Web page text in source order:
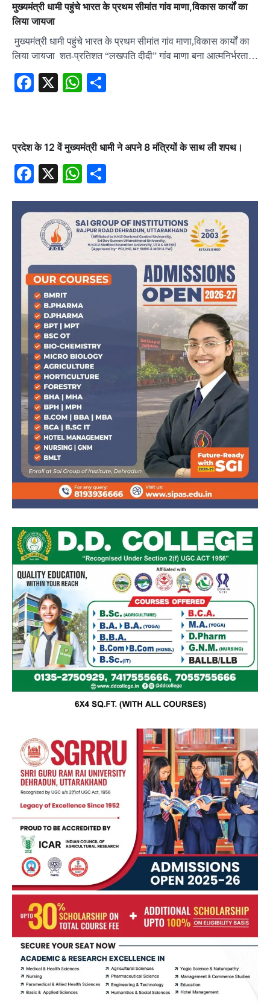
मुख्यमंत्री धामी पहुंचे भारत के प्रथम सीमांत गांव माणा,विकास कार्यों का
लिया जायजा
मुख्यमंत्री धामी पहुंचे भारत के प्रथम सीमांत गांव माणा,विकास कार्यों का
लिया जायजा शत-प्रतिशत “लखपति दीदी” गांव माणा बना आत्मनिर्भरता…
Facebook
X WhatsApp
प्रदेश के 12 वें मुख्यमंत्री धामी ने अपने 8 मंत्रियों के साथ ली शपथ।
Facebook
X WhatsApp